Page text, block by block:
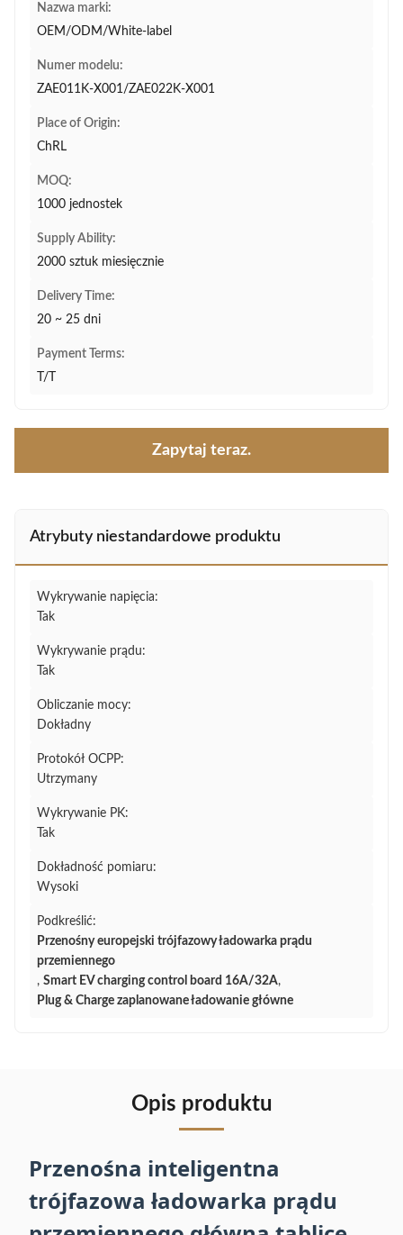
Nazwa marki:
OEM/ODM/White-label
Numer modelu:
ZAE011K-X001/ZAE022K-X001
Place of Origin:
ChRL
MOQ:
1000 jednostek
Supply Ability:
2000 sztuk miesięcznie
Delivery Time:
20 ~ 25 dni
Payment Terms:
T/T
Zapytaj teraz.
Atrybuty niestandardowe produktu
Wykrywanie napięcia:
Tak
Wykrywanie prądu:
Tak
Obliczanie mocy:
Dokładny
Protokół OCPP:
Utrzymany
Wykrywanie PK:
Tak
Dokładność pomiaru:
Wysoki
Podkreślić:
Przenośny europejski trójfazowy ładowarka prądu
przemiennego
, Smart EV charging control board 16A/32A,
Plug & Charge zaplanowane ładowanie główne
Opis produktu
Przenośna inteligentna
trójfazowa ładowarka prądu